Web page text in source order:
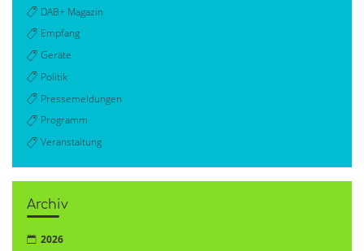
DAB+ Magazin
Empfang
Geräte
Politik
Pressemeldungen
Programm
Veranstaltung
Archiv
2026